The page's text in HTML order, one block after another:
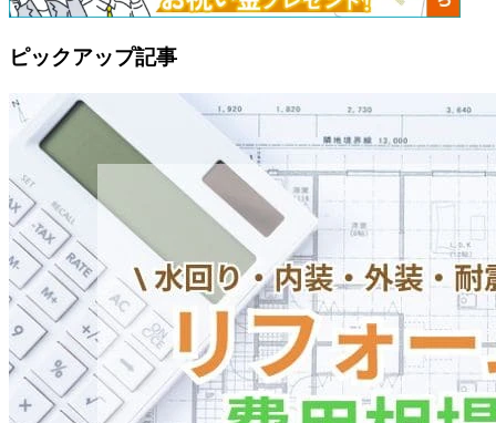
ピックアップ記事